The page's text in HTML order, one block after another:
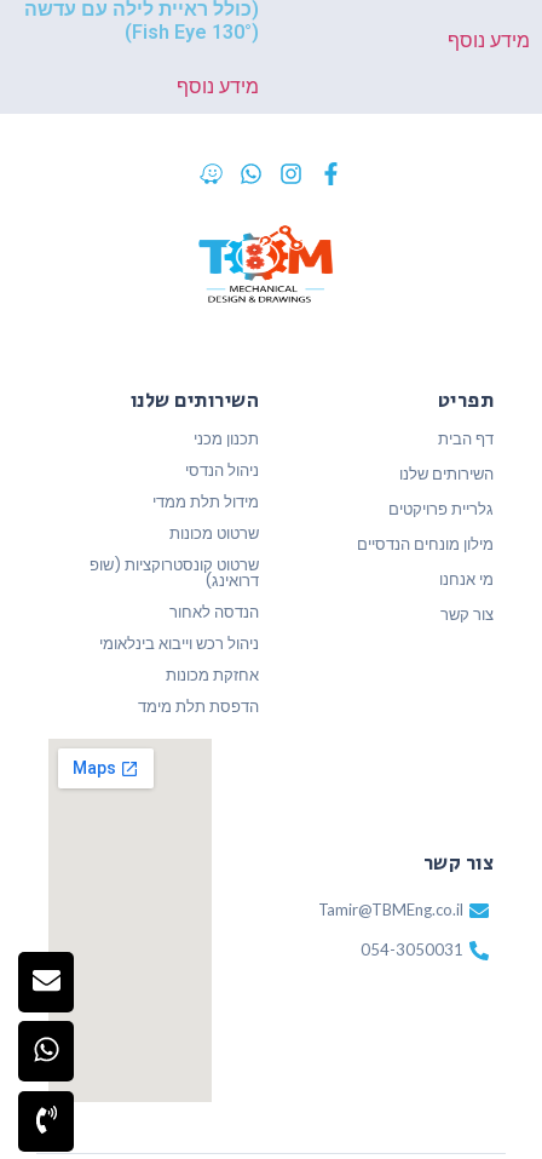
מידע נוסף
(כולל ראיית לילה עם עדשה
(Fish Eye 130°)
מידע נוסף
תפריט
דף הבית
השירותים שלנו
גלריית פרויקטים
מילון מונחים הנדסיים
מי אנחנו
צור קשר
השירותים שלנו
תכנון מכני
ניהול הנדסי
מידול תלת ממדי
שרטוט מכונות
שרטוט קונסטרוקציות (שופ
דרואינג)
הנדסה לאחור
ניהול רכש וייבוא בינלאומי
אחזקת מכונות
הדפסת תלת מימד
צור קשר
Tamir@TBMEng.co.il
054-3050031